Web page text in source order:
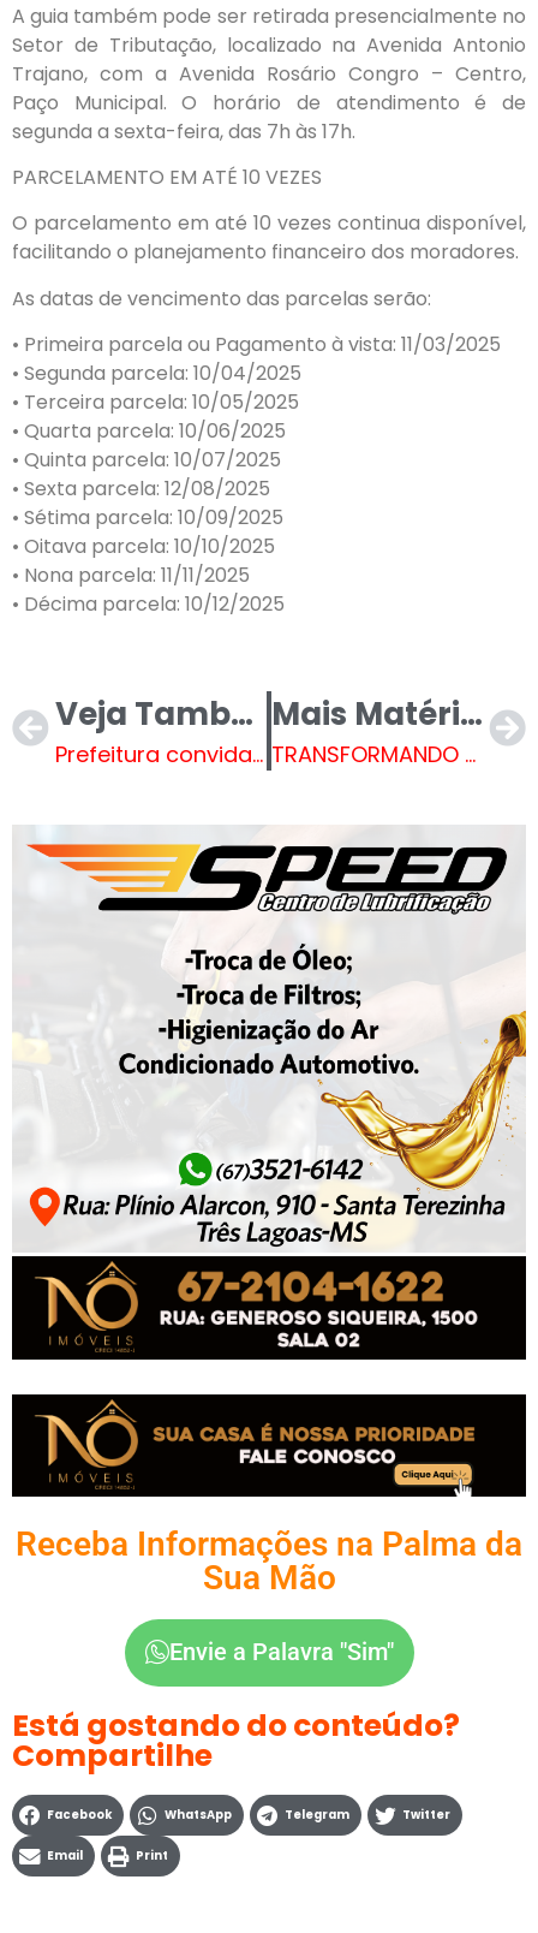
A guia também pode ser retirada presencialmente no
Setor de Tributação, localizado na Avenida Antonio
Trajano, com a Avenida Rosário Congro – Centro,
Paço Municipal. O horário de atendimento é de
segunda a sexta-feira, das 7h às 17h.
PARCELAMENTO EM ATÉ 10 VEZES
O parcelamento em até 10 vezes continua disponível,
facilitando o planejamento financeiro dos moradores.
As datas de vencimento das parcelas serão:
• Primeira parcela ou Pagamento à vista: 11/03/2025
• Segunda parcela: 10/04/2025
• Terceira parcela: 10/05/2025
• Quarta parcela: 10/06/2025
• Quinta parcela: 10/07/2025
• Sexta parcela: 12/08/2025
• Sétima parcela: 10/09/2025
• Oitava parcela: 10/10/2025
• Nona parcela: 11/11/2025
• Décima parcela: 10/12/2025
Veja Também
Prefeitura convida interessados para participarem da 3ª Conferência Municipal do Meio Ambiente em Três Lagoas
Mais Matérias
TRANSFORMANDO VIDAS – Prefeitura de Três Lagoas investe na saúde mental dos servidores
Receba Informações na Palma da
Sua Mão
Envie a Palavra "Sim"
Está gostando do conteúdo?
Compartilhe
Facebook WhatsApp Telegram Twitter
Email Print